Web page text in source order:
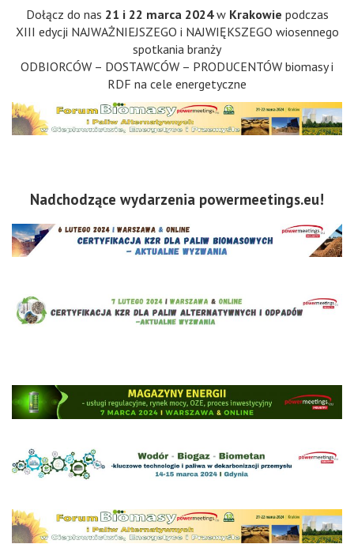
Dołącz do nas 21 i 22 marca 2024w Krakowie podczas
XIII edycji NAJWAŻNIEJSZEGO i NAJWIĘKSZEGO wiosennego
spotkania branży
ODBIORCÓW – DOSTAWCÓW – PRODUCENTÓW biomasy i
RDF na cele energetyczne
Nadchodzące wydarzenia powermeetings.eu!